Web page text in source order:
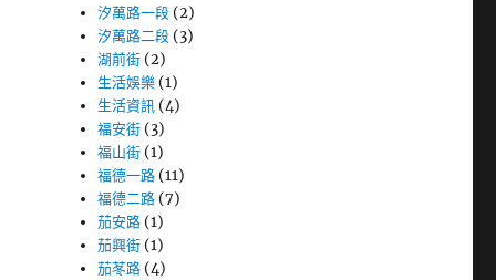
汐萬路一段 (2)
汐萬路二段 (3)
湖前街 (2)
生活娛樂 (1)
生活資訊 (4)
福安街 (3)
福山街 (1)
福德一路 (11)
福德二路 (7)
茄安路 (1)
茄興街 (1)
茄苳路 (4)